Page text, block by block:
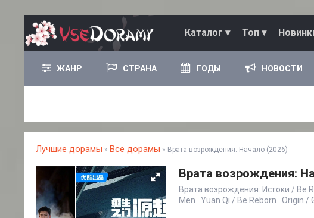
Каталог ▾ Топ ▾
ЖАНР СТРАНА ГОДЫ НОВОСТИ
Лучшие дорамы » Все дорамы » Врата возрождения: Начало (2026)
Врата возрождения:
Врата возрождения: Истоки / Be
Men · Yuan Qi / Be Reborn · Origin